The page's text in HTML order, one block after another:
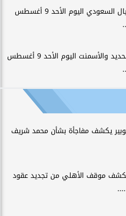
سعر الريال السعودي اليوم الأحد 9 أغسطس
أسعار الحديد والأسمنت اليوم الأحد 9 أغسطس
يكشف مفاجأة بشأن محمد شريف
موقف الأهلي من تجديد عقود